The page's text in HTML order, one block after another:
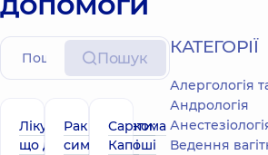
Пошук
Лікування,
що дає
Рак простати:
симптоми і
Саркома
Капоші
КАТЕГОРІЇ
Алергологія
Андрологія
Ведення